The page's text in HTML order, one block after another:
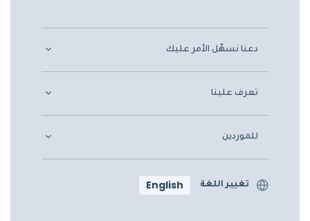
دعنا نسهّل الأمر عليك
تعرف علينا
للموردين
تغيير اللغة English